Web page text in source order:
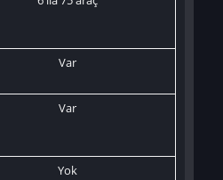
Var
Var
Yok